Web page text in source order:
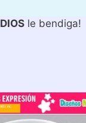
DIOSle bendiga!